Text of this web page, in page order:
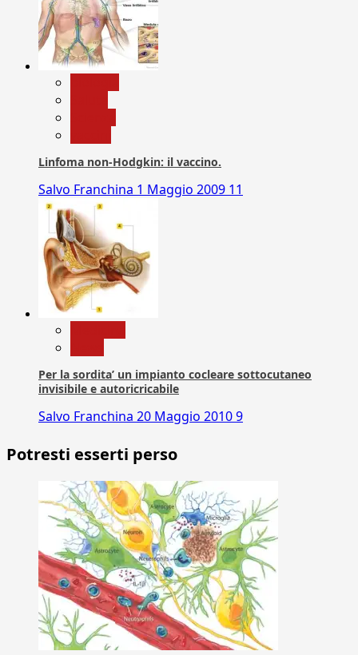
Linfoma non-Hodgkin: il vaccino.
Salvo Franchina 1 Maggio 2009 11
Per la sordita’ un impianto cocleare sottocutaneo
invisibile e autoricricabile
Salvo Franchina 20 Maggio 20109
Potresti esserti perso